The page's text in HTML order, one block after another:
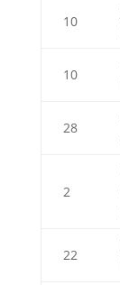
10
10
28
2
22